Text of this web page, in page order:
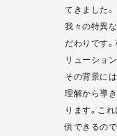
てきました。
我々の特異
だわりです
リューショ
その背景に
理解から導
ります。こ
供できるので